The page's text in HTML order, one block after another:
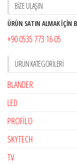
BİZE ULAŞIN
ÜRÜN SATIN ALMAK İÇİN
+90 0535 773 16 05
ÜRÜN KATEGORILERI
BLANDER
LED
PROFİLO
SKYTECH
TV